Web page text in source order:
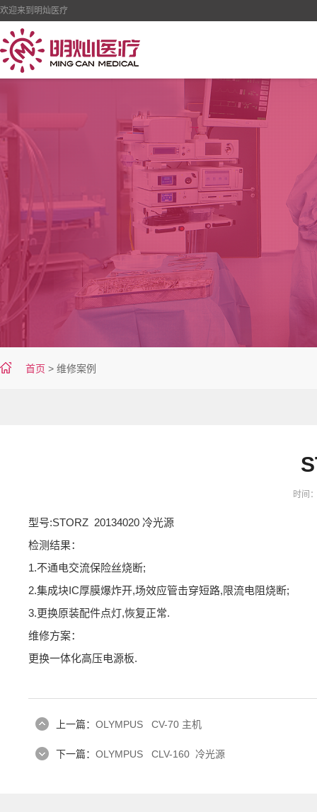
欢迎来到明灿医疗
首页 > 维修案例
时间
型号:STORZ 20134020 冷光源
检测结果：
1.不通电交流保险丝烧断;
2.集成块IC厚膜爆炸开,场效应管击穿短路,限流电阻烧断;
3.更换原装配件点灯,恢复正常.
维修方案：
更换一体化高压电源板.
上一篇： OLYMPUS CV-70 主机
下一篇： OLYMPUS CLV-160 冷光源